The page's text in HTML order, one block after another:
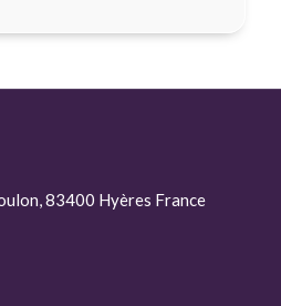
83400 Hyères France